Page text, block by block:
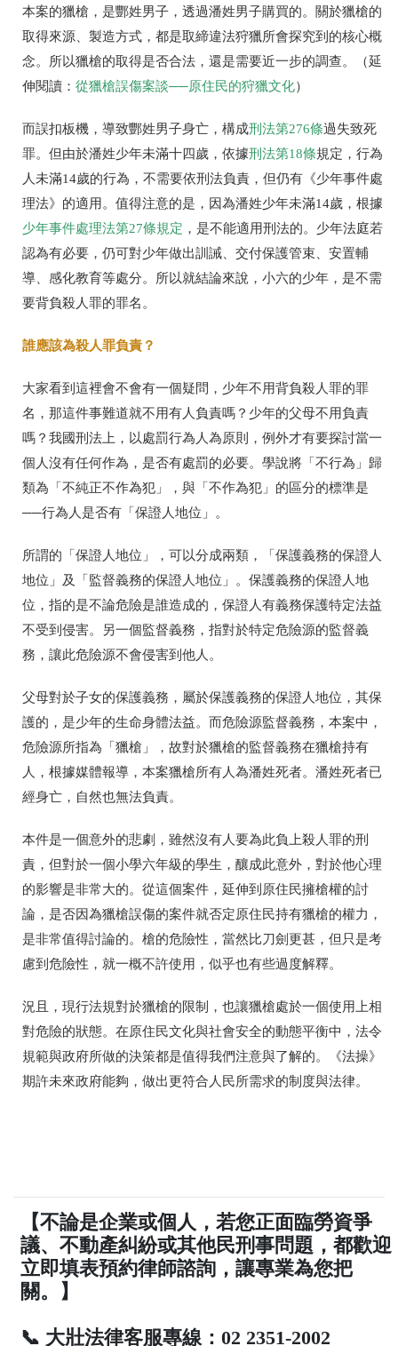
本案的獵槍，是酆姓男子，透過潘姓男子購買的。關於獵槍的
取得來源、製造方式，都是取締違法狩獵所會探究到的核心概
念。所以獵槍的取得是否合法，還是需要近一步的調查。（延
伸閱讀： 從獵槍誤傷案談──原住民的狩獵文化）
而誤扣板機，導致酆姓男子身亡，構成刑法第276條過失致死
罪。但由於潘姓少年未滿十四歲，依據刑法第18條規定，行為
人未滿14歲的行為，不需要依刑法負責，但仍有《少年事件處
理法》的適用。值得注意的是，因為潘姓少年未滿14歲，根據
少年事件處理法第27條規定 ，是不能適用刑法的。少年法庭若
認為有必要，仍可對少年做出訓誡、交付保護管束、安置輔
導、感化教育等處分。所以就結論來說，小六的少年，是不需
要背負殺人罪的罪名。
誰應該為殺人罪負責？
大家看到這裡會不會有一個疑問，少年不用背負殺人罪的罪
名，那這件事難道就不用有人負責嗎？少年的父母不用負責
嗎？我國刑法上，以處罰行為人為原則，例外才有要探討當一
個人沒有任何作為，是否有處罰的必要。 學說將「不行為」歸
類為「不純正不作為犯」，與「不作為犯」的區分的標準是
──行為人是否有「保證人地位」。
所謂的「保證人地位」， 可以分成兩類，「保護義務的保證人
地位」及「監督義務的保證人地位」。保護義務的保證人地
位，指的是不論危險是誰造成的，保證人有義務保護特定法益
不受到侵害。另一個監督義務，指對於特定危險源的監督義
務，讓此危險源不會侵害到他人。
父母對於子女的保護義務，屬於保護義務的保證人地位，其保
護的，是少年的生命身體法益。而危險源監督義務，本案中，
危險源所指為「獵槍」，故對於獵槍的監督義務在獵槍持有
人，根據媒體報導，本案獵槍所有人為潘姓死者。潘姓死者已
經身亡，自然也無法負責。
本件是一個意外的悲劇，雖然沒有人要為此負上殺人罪的刑
責，但對於一個小學六年級的學生，釀成此意外，對於他心理
的影響是非常大的。從這個案件，延伸到原住民擁槍權的討
論，是否因為獵槍誤傷的案件就否定原住民持有獵槍的權力，
是非常值得討論的。槍的危險性，當然比刀劍更甚，但只是考
慮到危險性，就一概不許使用，似乎也有些過度解釋。
況且，現行法規對於獵槍的限制，也讓獵槍處於一個使用上相
對危險的狀態。在原住民文化與社會安全的動態平衡中，法令
規範與政府所做的決策都是值得我們注意與了解的。《法操》
期許未來政府能夠，做出更符合人民所需求的制度與法律。
【不論是企業或個人，若您正面臨勞資爭
議、不動產糾紛或其他民刑事問題，都歡迎
立即填表預約律師諮詢，讓專業為您把
關。】
📞 大壯法律客服專線：02 2351-2002